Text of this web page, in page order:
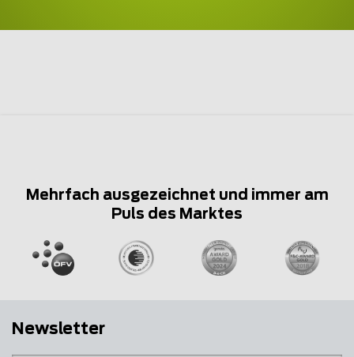
Mehrfach ausgezeichnet und immer am
Puls des Marktes
Newsletter